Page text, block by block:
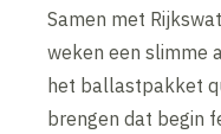
Samen met
weken een slimme
het ballastpakket
brengen dat begin